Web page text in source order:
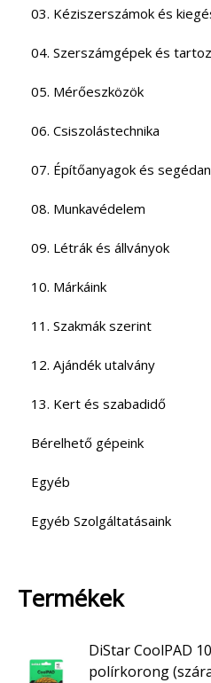
03. Kéziszerszámok és
04. Szerszámgépek és
05. Mérőeszközök
06. Csiszolástechnika
07. Építőanyagok és
08. Munkavédelem
09. Létrák és állványok
10. Márkáink
11. Szakmák szerint
12. Ajándék utalvány
13. Kert és szabadidő
Bérelhető gépeink
Egyéb
Egyéb Szolgáltatásaink
Termékek
DiStar CoolPAD
polírkorong